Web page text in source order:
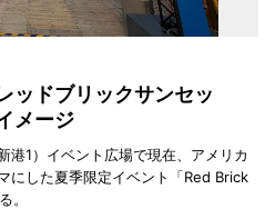
ッドブリックサンセッ
メージ
港1）イベント広場で現在、アメリカ
にした夏季限定イベント「Red Brick
。